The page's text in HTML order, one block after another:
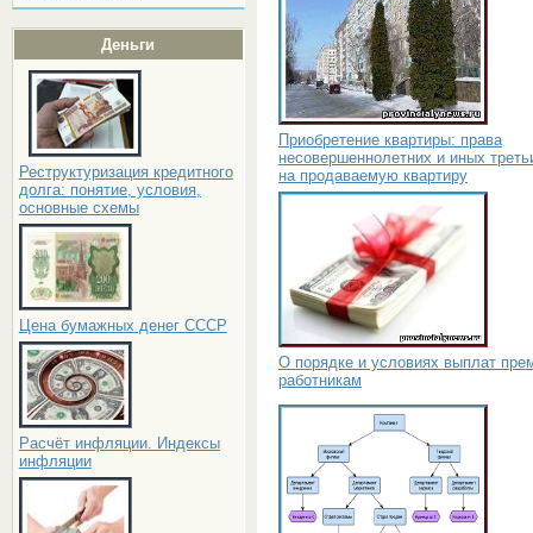
Деньги
Реструктуризация кредитного
долга: понятие, условия,
основные схемы
Цена бумажных денег СССР
Расчёт инфляции. Индексы
инфляции
Приобретение квартиры: права
несовершеннолетних и иных
на продаваемую квартиру
О порядке и условиях выплат
работникам